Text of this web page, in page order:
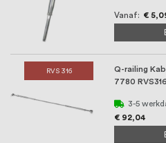
Vanaf €
RVS 316
Q-railing
7780 RVS316
3-5
€ 92,04